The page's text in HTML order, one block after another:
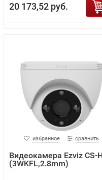
20 173,52 руб.
избранное сравнить
Видеокамера Ezviz CS-
(3WKFL,2.8mm)